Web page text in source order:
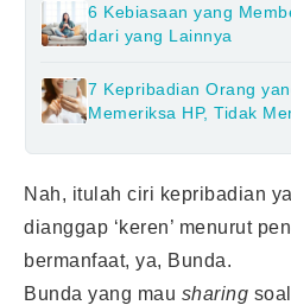
6 Kebiasaan yang
dari yang Lainnya
7 Kepribadian Orang
Memeriksa HP, Tidak
Nah, itulah ciri kepribadian
dianggap ‘keren’ menurut
bermanfaat, ya, Bunda.
Bunda yang mau sharing soal